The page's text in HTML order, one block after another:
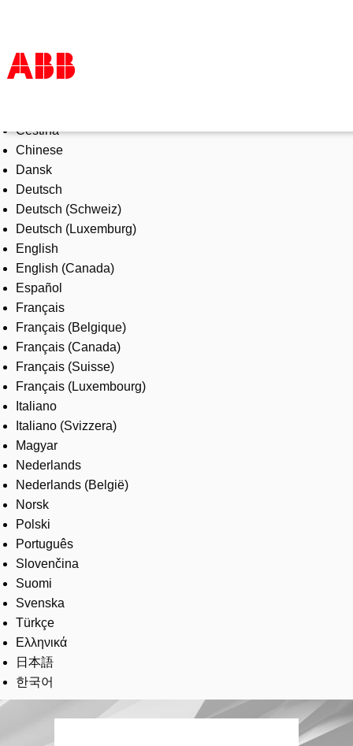
Products & Solutions
Industries
Services
About us
Where to buy
Contact us
Careers
Čeština
Chinese
Dansk
Deutsch
Deutsch (Schweiz)
Deutsch (Luxemburg)
English
English (Canada)
Español
Français
Français (Belgique)
Français (Canada)
Français (Suisse)
Français (Luxembourg)
Italiano
Italiano (Svizzera)
Magyar
Nederlands
Nederlands (België)
Norsk
Polski
Português
Slovenčina
Suomi
Svenska
Türkçe
Ελληνικά
日本語
한국어